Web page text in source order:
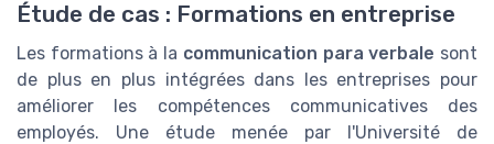
Étude de cas : Formations en entreprise
Les formations à la communication para verbale sont
de plus en plus intégrées dans les entreprises pour
améliorer les compétences communicatives des
employés. Une étude menée par l'Université de